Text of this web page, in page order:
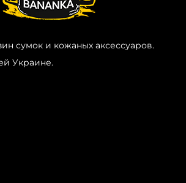
сумок и кожаных аксессуаров.
Украине.